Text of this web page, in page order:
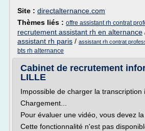
Site : directalternance.com
Thèmes liés : offre assistant rh contrat
recrutement assistant rh en alternance
assistant rh paris / assistant rh contrat
bts rh alternance
Cabinet de recrutement
LILLE
Impossible de charger la transcription
Chargement...
Pour évaluer une vidéo, vous devez la
Cette fonctionnalité n'est pas